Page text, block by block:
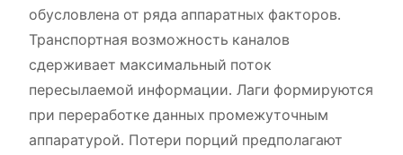
обусловлена от ряда аппаратных факторов.
Транспортная возможность каналов
сдерживает максимальный поток
пересылаемой информации. Лаги формируются
при переработке данных промежуточным
аппаратурой. Потери порций предполагают